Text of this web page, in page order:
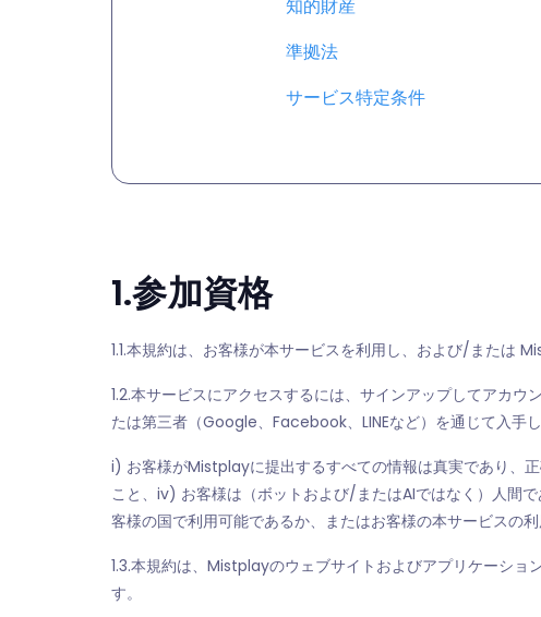
知的財産
準拠法
サービス特定条件
1.参加資格
1.1.本規約は、お客様が本サービスを利用し、および/または
1.2.本サービスにアクセスするには、サインアップしてアカ
たは第三者（Google、Facebook、LINEなど）を通じて入手
i) お客様がMistplayに提出するすべての情報は真実であり、
こと、iv) お客様は（ボットおよび/またはAIではなく）人間
客様の国で利用可能であるか、またはお客様の本サービスの
1.3.本規約は、Mistplayのウェブサイトおよびアプリケーシ
す。